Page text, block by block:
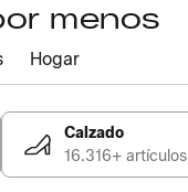
menos
Hogar
Calzado
16.316+ artículos